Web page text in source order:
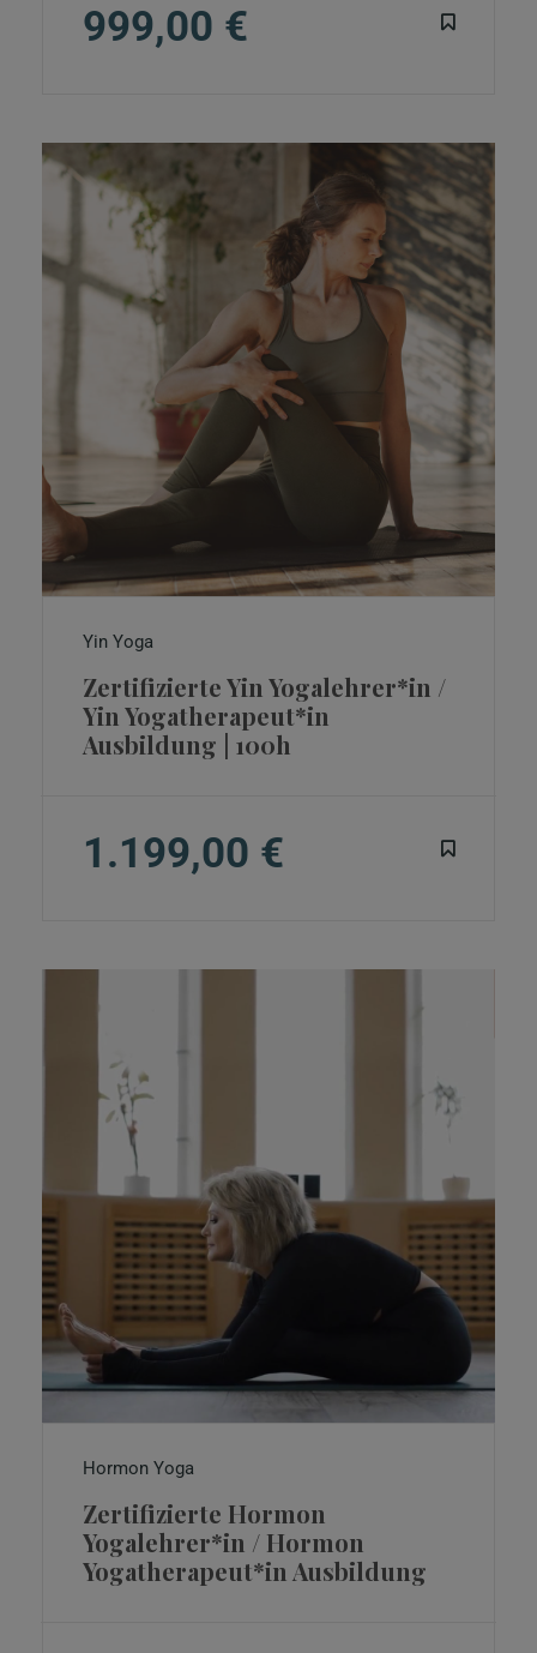
999,00 €
Yin Yoga
Zertifizierte Yin Yogalehrer*in /
Yin Yogatherapeut*in
Ausbildung | 100h
1.199,00 €
Hormon Yoga
Zertifizierte Hormon
Yogalehrer*in / Hormon
Yogatherapeut*in Ausbildung